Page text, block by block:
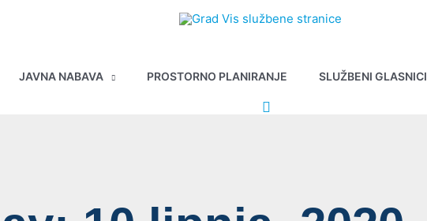
JAVNA NABAVA PROSTORNO PLANIRANJE SLUŽBENI GLASNICI